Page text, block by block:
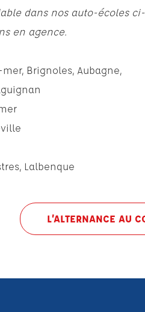
dans nos auto-écoles ci-
en agence.
Brignoles, Aubagne,
, Lalbenque
L’ALTERNANCE AU